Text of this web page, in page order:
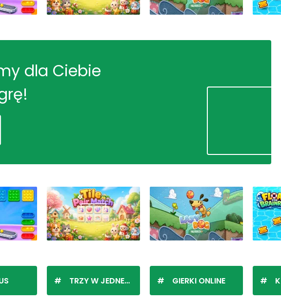
dla Ciebie
TRZY W JEDNEJ LINII GIERKI ONLINE